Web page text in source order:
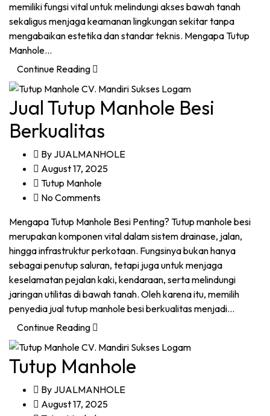
memiliki fungsi vital untuk melindungi akses bawah tanah
sekaligus menjaga keamanan lingkungan sekitar tanpa
mengabaikan estetika dan standar teknis. Mengapa Tutup
Manhole…
Continue Reading
Jual Tutup Manhole Besi
Berkualitas
By JUALMANHOLE
August 17, 2025
Tutup Manhole
No Comments
Mengapa Tutup Manhole Besi Penting? Tutup manhole besi
merupakan komponen vital dalam sistem drainase, jalan,
hingga infrastruktur perkotaan. Fungsinya bukan hanya
sebagai penutup saluran, tetapi juga untuk menjaga
keselamatan pejalan kaki, kendaraan, serta melindungi
jaringan utilitas di bawah tanah. Oleh karena itu, memilih
penyedia jual tutup manhole besi berkualitas menjadi…
Continue Reading
Tutup Manhole
By JUALMANHOLE
August 17, 2025